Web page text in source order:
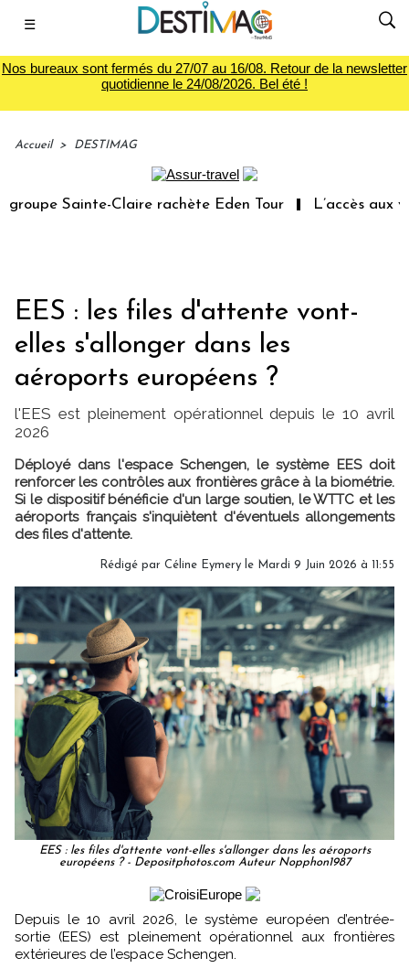
☰
Nos bureaux sont fermés du 27/07 au 16/08. Retour de la newsletter
quotidienne le 24/08/2026. Bel été !
Accueil > DESTIMAG
Sainte-Claire rachète Eden Tour L’accès aux
EES : les files d'attente vont-
elles s'allonger dans les
aéroports européens ?
l'EES est pleinement opérationnel depuis le 10 avril
2026
Déployé dans l'espace Schengen, le système EES doit
renforcer les contrôles aux frontières grâce à la biométrie.
Si le dispositif bénéficie d'un large soutien, le WTTC et les
aéroports français s'inquiètent d'éventuels allongements
des files d'attente.
Rédigé par Céline Eymery le Mardi 9 Juin 2026 à 11:55
EES : les files d'attente vont-elles s'allonger dans les aéroports
européens ? - Depositphotos.com Auteur Nopphon1987
Depuis le 10 avril 2026, le système européen d’entrée-
sortie (EES) est pleinement opérationnel aux frontières
extérieures de l’espace Schengen.